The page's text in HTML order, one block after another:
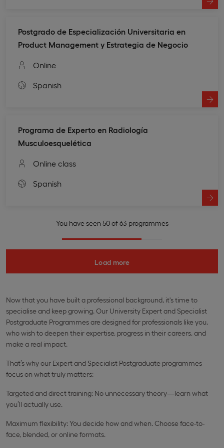
Postgrado de Especialización Universitaria en
Product Management y Estrategia de Negocio
Online
Spanish
Programa de Experto en Radiología
Musculoesquelética
Online class
Spanish
You have seen 50 of 63 programmes
Load more
Now that you have built a professional background, it's time to
specialise and keep growing. Our University Expert and Specialist
Postgraduate Programmes are designed for professionals like you,
who wish to deepen their expertise, progress in their careers, and
make a real impact.
That’s why our Expert and Specialist Postgraduate programmes
focus on what truly matters:
Targeted and direct training: No unnecessary theory—learn what
you’ll actually use.
Maximum flexibility: You decide how and when. Choose face-to-
face, blended, or online formats.